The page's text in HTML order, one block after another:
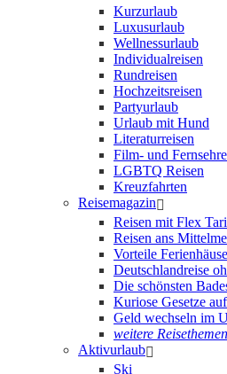
Kurzurlaub
Luxusurlaub
Wellnessurlaub
Individualreisen
Rundreisen
Hochzeitsreisen
Partyurlaub
Urlaub mit Hund
Literaturreisen
Film- und
LGBTQ Reisen
Kreuzfahrten
Reisemagazin
Reisen mit Flex
Reisen ans
Vorteile
Deutschlandreise
Die schönsten
Kuriose Gesetze
Geld wechseln im
weitere Reisethemen
Aktivurlaub
Ski